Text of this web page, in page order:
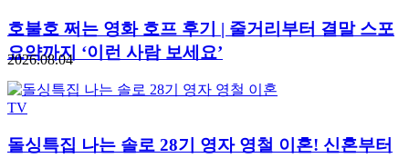
호불호 쩌는 영화 호프 후기 | 줄거리부터 결말 스포
요약까지 ‘이런 사람 보세요’
2026.08.04
TV
돌싱특집 나는 솔로 28기 영자 영철 이혼! 신혼부터